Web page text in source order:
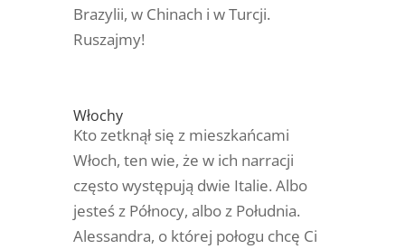
Brazylii, w Chinach i w Turcji.
Ruszajmy!
Włochy
Kto zetknął się z mieszkańcami
Włoch, ten wie, że w ich narracji
często występują dwie Italie. Albo
jesteś z Północy, albo z Południa.
Alessandra, o której połogu chcę Ci